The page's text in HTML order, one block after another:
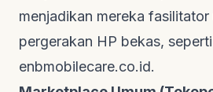
menjadikan mereka fasilitator
pergerakan HP bekas,
enbmobilecare.co.id.